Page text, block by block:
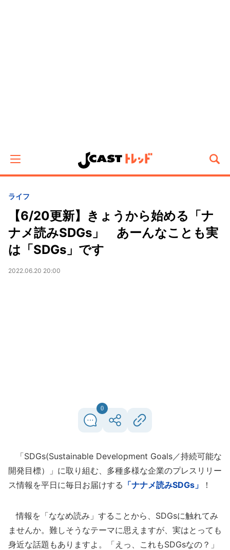
ライフ
【6/20更新】きょうから始める「ナ
ナメ読みSDGs」 あーんなことも実
は「SDGs」です
2022.06.20 20:00
0
「SDGs(Sustainable Development Goals／持続可能な
開発目標）」に取り組む、多種多様な企業のプレスリリー
ス情報を平日に毎日お届けする 「ナナメ読みSDGs」 ！
情報を「ななめ読み」することから、SDGsに触れてみ
ませんか。難しそうなテーマに思えますが、実はとっても
身近な話題もありますよ。「えっ、これもSDGsなの？」